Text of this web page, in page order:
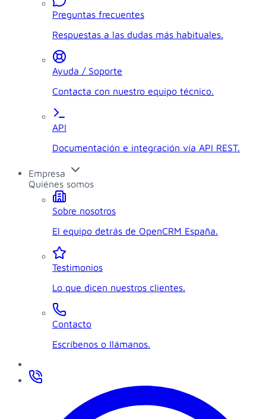
Preguntas frecuentes
Respuestas a las dudas más habituales.
Ayuda / Soporte
Contacta con nuestro equipo técnico.
API
Documentación e integración vía API REST.
Empresa
Quiénes somos
Sobre nosotros
El equipo detrás de OpenCRM España.
Testimonios
Lo que dicen nuestros clientes.
Contacto
Escríbenos o llámanos.